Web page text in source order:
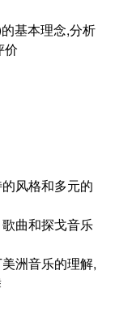
基本理念,分析
价
风格和多元的
曲和探戈音乐
洲音乐的理解,